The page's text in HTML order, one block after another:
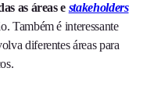
as áreas e stakeholders
Também é interessante
diferentes áreas para